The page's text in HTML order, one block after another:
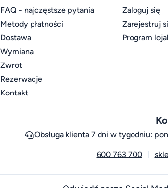
FAQ - najczęstsze pytania
Metody płatności
Dostawa
Wymiana
Zwrot
Rezerwacje
Kontakt
Zaloguj się
Zarejestruj
Program
Obsługa klienta 7 dni w tygodniu:
600 763 700